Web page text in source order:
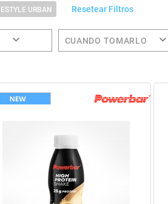
URBAN Resetear Filtros
CUANDO TOMARLO